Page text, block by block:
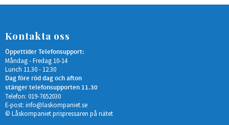
Kontakta oss
Öppettider Telefonsupport:
Måndag - Fredag 10-14
Lunch 11.30 - 12.30
Dag före röd dag och afton
stänger telefonsupporten 11.30
Telefon: 019-7652030
E-post: info@laskompaniet.se
© Låskompaniet prispressaren på nätet